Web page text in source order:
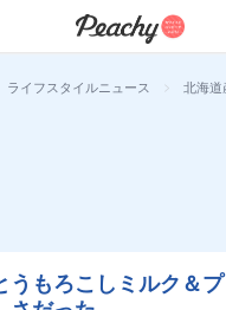
ライフスタイルニュース > 北海道
うもろこしミルク＆